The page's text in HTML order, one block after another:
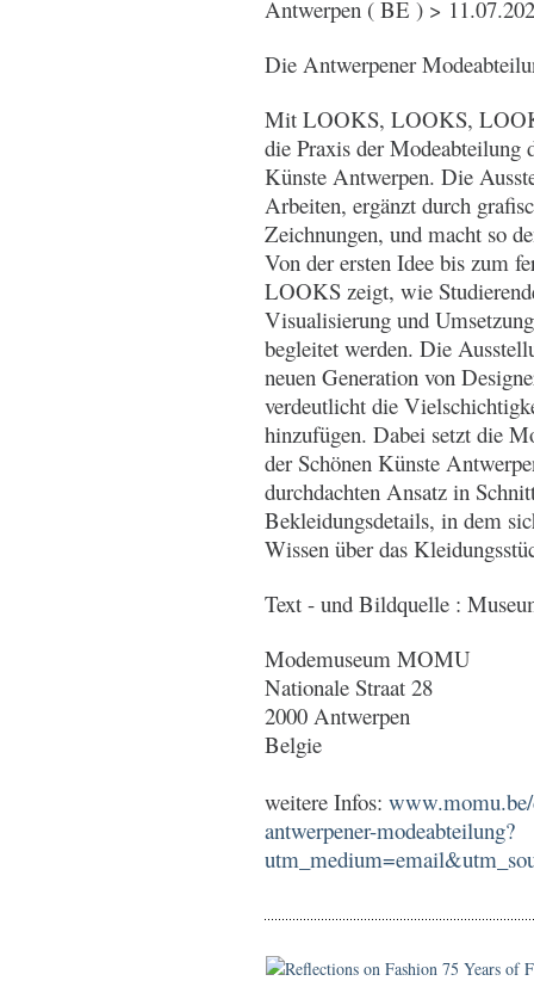
Antwerpen ( BE ) >
Die Antwerpener
Mit LOOKS, LOOKS,
die Praxis der Modeabteilung
Künste Antwerpen. Die
Arbeiten, ergänzt durch
Zeichnungen, und macht so
Von der ersten Idee bis zum
LOOKS zeigt, wie
Visualisierung und
begleitet werden. Die
neuen Generation von
verdeutlicht die
hinzufügen. Dabei setzt die
der Schönen Künste
durchdachten Ansatz in
Bekleidungsdetails, in dem
Wissen über das
Text - und Bildquelle :
Modemuseum MOMU
Nationale Straat 28
2000 Antwerpen
Belgie
weitere Infos:
antwerpener-modeabteilung?